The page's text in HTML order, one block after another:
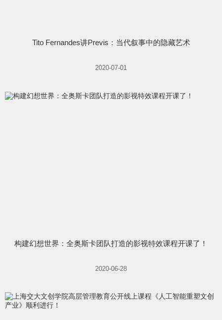
Tito Fernandes讲Previs：当代叙事中的隐藏艺术
2020-07-01
构建幻想世界：全奥斯卡团队打造的影视特效课程开课了！
2020-06-28